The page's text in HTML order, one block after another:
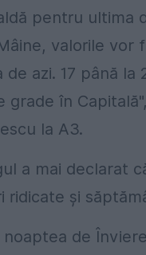
pentru ultima
valorile vor
de azi. 17 până la
grade în
la A3.
a mai declarat
ridicate și
noaptea de